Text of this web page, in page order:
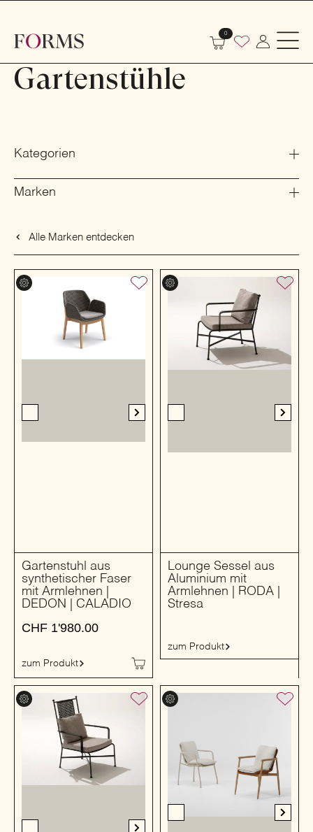
0
Garten- und Terrassenmöbel
Gartenstühle
Gartenstühle
Kategorien
Marken
Alle Marken entdecken
Gartenstuhl aus
synthetischer Faser
mit Armlehnen |
DEDON | CALADIO
CHF 1'980.00
zum Produkt
Lounge Sessel aus
Aluminium mit
Armlehnen | RODA |
Stresa
zum Produkt